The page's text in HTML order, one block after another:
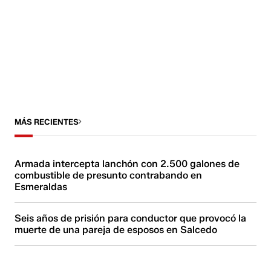
MÁS RECIENTES
Armada intercepta lanchón con 2.500 galones de
combustible de presunto contrabando en
Esmeraldas
Seis años de prisión para conductor que provocó la
muerte de una pareja de esposos en Salcedo